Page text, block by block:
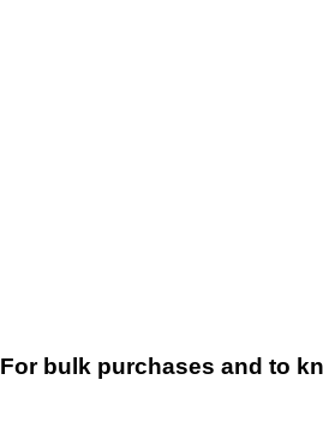
For bulk purchases and to